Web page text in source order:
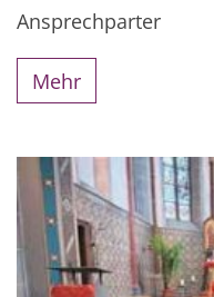
Ansprechparter
Mehr